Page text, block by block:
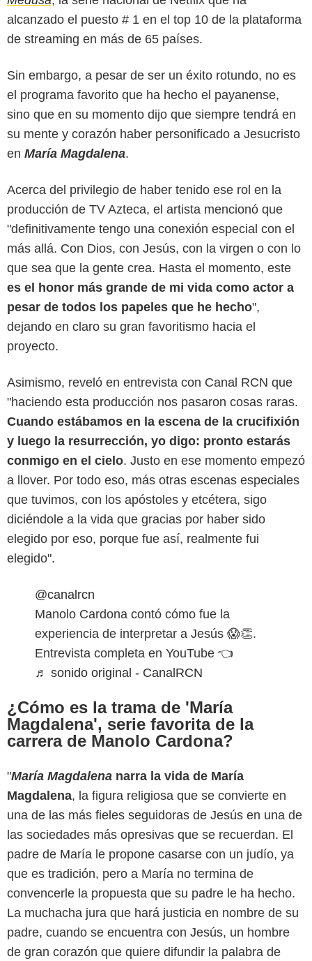
alcanzado el puesto # 1 en el top 10 de la plataforma
de streaming en más de 65 países.
Sin embargo, a pesar de ser un éxito rotundo, no es
el programa favorito que ha hecho el payanense,
sino que en su momento dijo que siempre tendrá en
su mente y corazón haber personificado a Jesucristo
en María Magdalena.
Acerca del privilegio de haber tenido ese rol en la
producción de TV Azteca, el artista mencionó que
"definitivamente tengo una conexión especial con el
más allá. Con Dios, con Jesús, con la virgen o con lo
que sea que la gente crea. Hasta el momento, este
es el honor más grande de mi vida como actor a
pesar de todos los papeles que he hecho",
dejando en claro su gran favoritismo hacia el
proyecto.
Asimismo, reveló en entrevista con Canal RCN que
"haciendo esta producción nos pasaron cosas raras.
Cuando estábamos en la escena de la crucifixión
y luego la resurrección, yo digo: pronto estarás
conmigo en el cielo. Justo en ese momento empezó
a llover. Por todo eso, más otras escenas especiales
que tuvimos, con los apóstoles y etcétera, sigo
diciéndole a la vida que gracias por haber sido
elegido por eso, porque fue así, realmente fui
elegido".
@canalrcn
Manolo Cardona contó cómo fue la
experiencia de interpretar a Jesús 😱👏.
Entrevista completa en YouTube 👈
♬ sonido original - CanalRCN
¿Cómo es la trama de 'María
Magdalena', serie favorita de la
carrera de Manolo Cardona?
"María Magdalena narra la vida de María
Magdalena, la figura religiosa que se convierte en
una de las más fieles seguidoras de Jesús en una de
las sociedades más opresivas que se recuerdan. El
padre de María le propone casarse con un judío, ya
que es tradición, pero a María no termina de
convencerle la propuesta que su padre le ha hecho.
La muchacha jura que hará justicia en nombre de su
padre, cuando se encuentra con Jesús, un hombre
de gran corazón que quiere difundir la palabra de
TV Azteca